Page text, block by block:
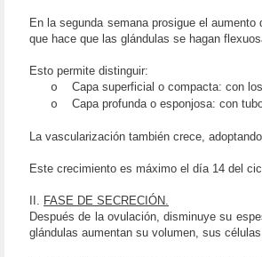
En la segunda semana prosigue el
que hace que las glándulas se hagan
Esto permite distinguir:
o
Capa superficial o compacta: con
o
Capa profunda o esponjosa: con
La vascularización también crece,
Este crecimiento es máximo el día 14 del
II. FASE DE SECRECIÓN.
Después de la ovulación, disminuye su
glándulas aumentan su volumen, sus